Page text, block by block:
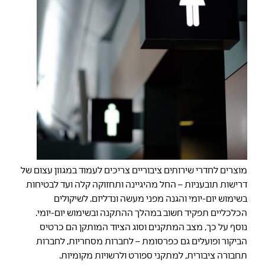
מוצרים לחדרי שירותים ציבוריים צריכים לעמוד במגוון עצום של
דרישות תובעניות – החל מהיגיינה ותחזוקה קלה ועד לבטיחות
בשימוש יום-יומי והגנה מפני מעשה ונדליזם. לשיקולים
הכלכליים תפקיד חשוב במהלך ההתקנה ובשימוש יום-יומי.
נוסף על כך, מצב המתקנים וסוג הציוד המותקן הם כרטיס
הביקור ופועלים גם כפרסומת – לחברות מסחריות, לחברות
תחבורה ציבורית, למתקני ספורט ולרשויות מקומיות.